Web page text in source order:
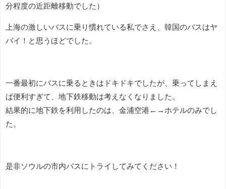
分程度の近距離移動でした）
上海の激しいバスに乗り慣れている私でさえ、韓国のバスはヤ
バイ！と思うほどでした。
一番最初にバスに乗るときはドキドキでしたが、乗ってしまえ
ば便利すぎて、地下鉄移動は考えなくなりました。
結果的に地下鉄を利用したのは、金浦空港←→ホテルのみでし
た。
是非ソウルの市内バスにトライしてみてください！